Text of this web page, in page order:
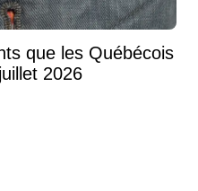
que les Québécois
2026